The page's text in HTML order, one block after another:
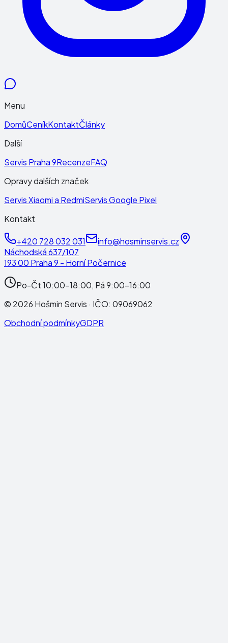
Menu
DomůCeníkKontaktČlánky
Další
Servis Praha 9RecenzeFAQ
Opravy dalších značek
Servis Xiaomi a RedmiServis Google Pixel
Kontakt
+420 728 032 031
info@hosminservis.cz
Náchodská 637/107
193 00 Praha 9 - Horní Počernice
Po-Čt 10:00-18:00, Pá 9:00-16:00
© 2026 Hošmin Servis · IČO: 09069062
Obchodní podmínkyGDPR